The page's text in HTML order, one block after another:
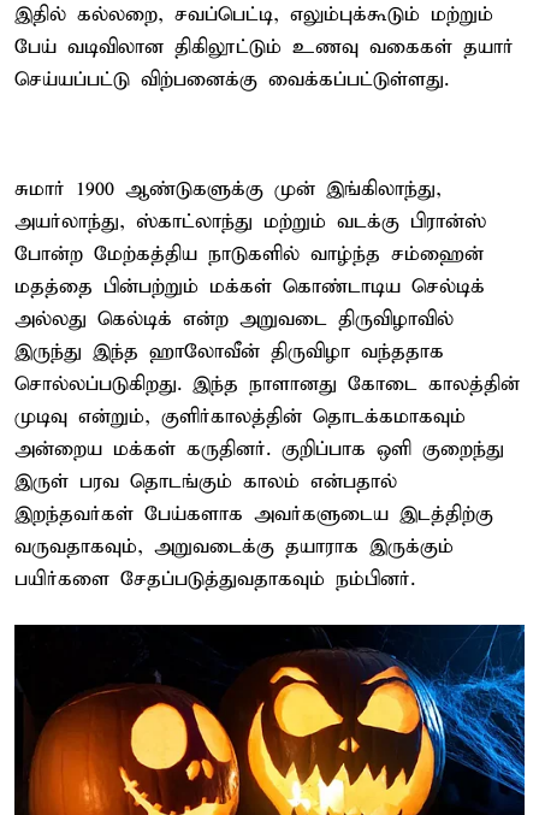
இதில் கல்லறை, சவப்பெட்டி, எலும்புக்கூடும் மற்றும்
பேய் வடிவிலான திகிலூட்டும் உணவு வகைகள் தயார்
செய்யப்பட்டு விற்பனைக்கு வைக்கப்பட்டுள்ளது.
சுமார் 1900 ஆண்டுகளுக்கு முன் இங்கிலாந்து,
அயர்லாந்து, ஸ்காட்லாந்து மற்றும் வடக்கு பிரான்ஸ்
போன்ற மேற்கத்திய நாடுகளில் வாழ்ந்த சம்ஹைன்
மதத்தை பின்பற்றும் மக்கள் கொண்டாடிய செல்டிக்
அல்லது கெல்டிக் என்ற அறுவடை திருவிழாவில்
இருந்து இந்த ஹாலோவீன் திருவிழா வந்ததாக
சொல்லப்படுகிறது. இந்த நாளானது கோடை காலத்தின்
முடிவு என்றும், குளிர்காலத்தின் தொடக்கமாகவும்
அன்றைய மக்கள் கருதினர். குறிப்பாக ஒளி குறைந்து
இருள் பரவ தொடங்கும் காலம் என்பதால்
இறந்தவர்கள் பேய்களாக அவர்களுடைய இடத்திற்கு
வருவதாகவும், அறுவடைக்கு தயாராக இருக்கும்
பயிர்களை சேதப்படுத்துவதாகவும் நம்பினர்.